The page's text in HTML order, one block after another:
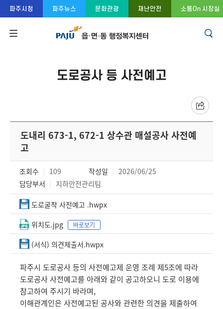
콘텐츠 바로가기
주메뉴 바로가기
푸터 바로가기
파주시청 파주뉴스 문화관광 재난안전 소통On 시장실
도로공사 등 사전예고
도내리 673-1, 672-1 상수관 매설공사 사전예
고
조회수 109 작성일
2026/06/25
담당부서
지하안전관리팀
도로굴착 사전예고 .hwpx
위치도.jpg
바로보기
(서식) 의견제출서.hwpx
파주시 도로공사 등의 사전예고제 운영 조례 제5조에 따라
도로공사 사전예고를 아래와 같이 공고하오니 도로 이용에
참고하여 주시기 바라며,
이해관계인은 사전예고된 공사와 관련한 의견을 제출하여